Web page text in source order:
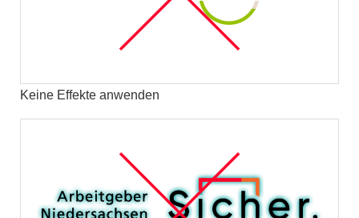
Keine Effekte anwenden